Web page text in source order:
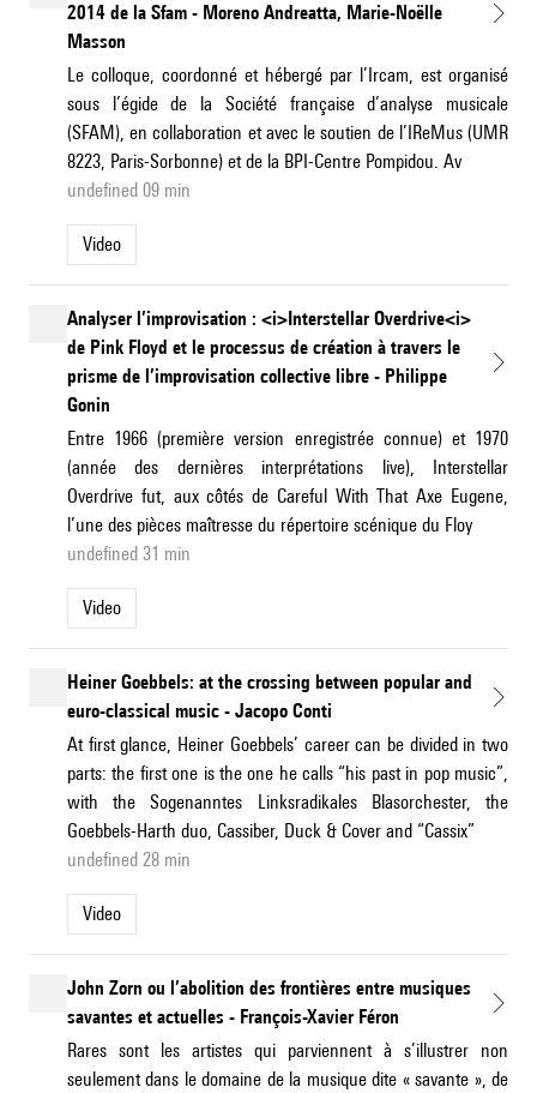
2014 de la Sfam - Moreno Andreatta, Marie-Noëlle
Masson
Le colloque, coordonné et hébergé par l’Ircam, est organisé
sous l’égide de la Société française d’analyse musicale
(SFAM), en collaboration et avec le soutien de l’IReMus (UMR
8223, Paris-Sorbonne) et de la BPI-Centre Pompidou. Av
undefined 09 min
Video
Analyser l’improvisation : <i>Interstellar Overdrive<i>
de Pink Floyd et le processus de création à travers le
prisme de l’improvisation collective libre - Philippe
Gonin
Entre 1966 (première version enregistrée connue) et 1970
(année des dernières interprétations live), Interstellar
Overdrive fut, aux côtés de Careful With That Axe Eugene,
l’une des pièces maîtresse du répertoire scénique du Floy
undefined 31 min
Video
Heiner Goebbels: at the crossing between popular and
euro-classical music - Jacopo Conti
At first glance, Heiner Goebbels’ career can be divided in two
parts: the first one is the one he calls “his past in pop music”,
with the Sogenanntes Linksradikales Blasorchester, the
Goebbels-Harth duo, Cassiber, Duck & Cover and “Cassix”
undefined 28 min
Video
John Zorn ou l’abolition des frontières entre musiques
savantes et actuelles - François-Xavier Féron
Rares sont les artistes qui parviennent à s’illustrer non
seulement dans le domaine de la musique dite « savante », de